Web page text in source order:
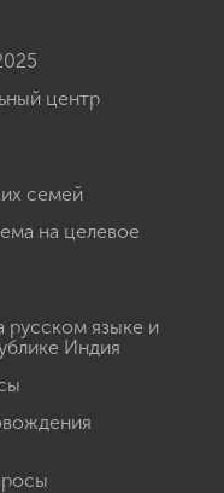
центр
семей
на целевое
русском языке и
Индия